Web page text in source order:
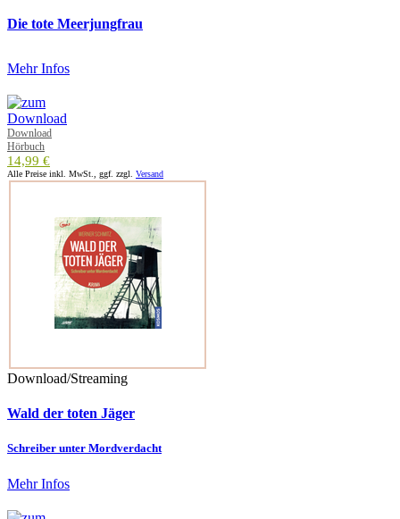
Die tote Meerjungfrau
Mehr Infos
Download
Hörbuch
14,99 €
Alle Preise inkl. MwSt., ggf. zzgl. Versand
Download/Streaming
Wald der toten Jäger
Schreiber unter Mordverdacht
Mehr Infos